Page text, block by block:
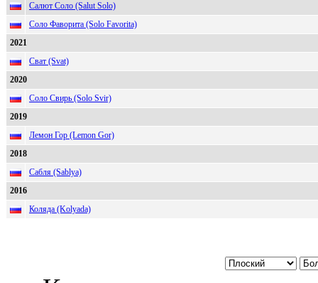
Салют Соло (Salut Solo)
Соло Фаворита (Solo Favorita)
2021
Сват (Svat)
2020
Соло Свирь (Solo Svir)
2019
Лемон Гор (Lemon Gor)
2018
Сабля (Sablya)
2016
Коляда (Kolyada)